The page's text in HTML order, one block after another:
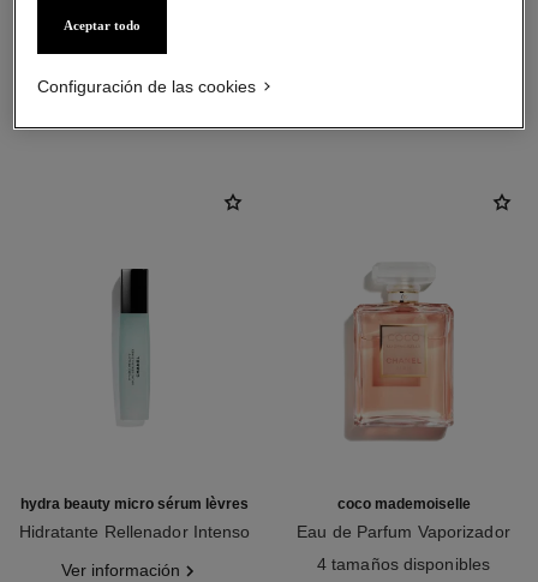
hydra beauty micro sérum lèvres
Hidratante Rellenador Intenso
Ver información
coco mademoiselle
Eau de Parfum Vaporizador
4 tamaños disponibles
Aceptar todo
Configuración de las cookies